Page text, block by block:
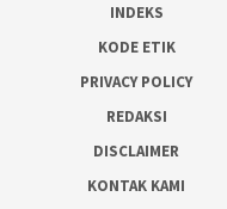
INDEKS
KODE ETIK
PRIVACY POLICY
REDAKSI
DISCLAIMER
KONTAK KAMI